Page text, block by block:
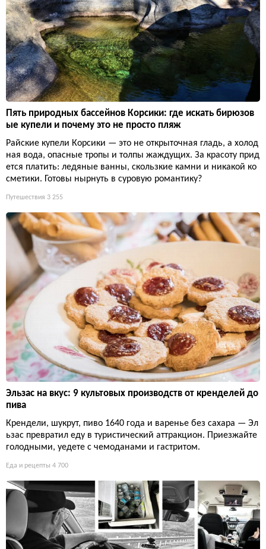
Пять природных бассейнов Корсики: где искать бирюзов
ые купели и почему это не просто пляж
Райские купели Корсики — это не открыточная гладь, а холод
ная вода, опасные тропы и толпы жаждущих. За красоту прид
ется платить: ледяные ванны, скользкие камни и никакой ко
сметики. Готовы нырнуть в суровую романтику?
Путешествия 3 255
Эльзас на вкус: 9 культовых производств от кренделей до
пива
Крендели, шукрут, пиво 1640 года и варенье без сахара — Эл
ьзас превратил еду в туристический аттракцион. Приезжайте
голодными, уедете с чемоданами и гастритом.
Еда и рецепты 4 700